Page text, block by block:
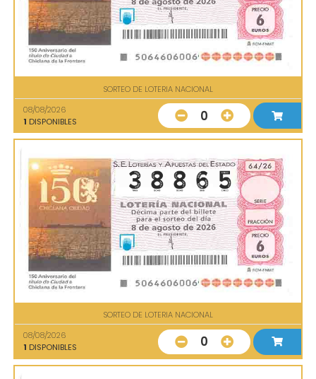
SORTEO DE LOTERIA NACIONAL
08/08/2026
1 DISPONIBLES 0
SORTEO DE LOTERIA NACIONAL
08/08/2026
1 DISPONIBLES 0